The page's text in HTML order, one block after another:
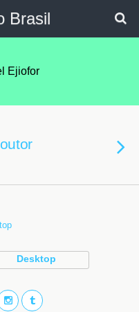
Brasil
Ejiofor
Desktop